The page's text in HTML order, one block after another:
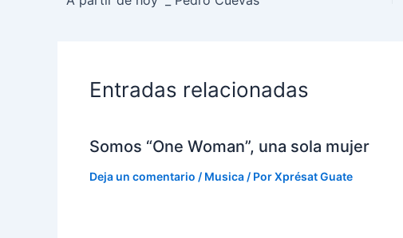
Entradas relacionadas
Somos “One Woman”, una sola mujer
Deja un comentario / Musica / PorXprésat Guate